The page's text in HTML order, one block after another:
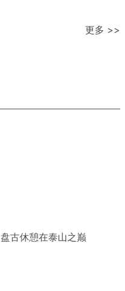
更多 >>
盘古休憩在泰山之巅